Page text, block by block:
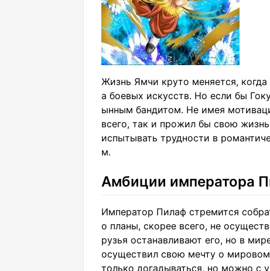
Жизнь Ямчи круто меняется,
а боевых искусств. Но если бы
ынным бандитом. Не имея
всего, так и прожил бы свою
испытывать трудности в
м.
Амбиции императора
Император Пилаф стремится
о планы, скорее всего, не
рузья останавливают его, но в
осуществил свою мечту о
только догадываться, но можно с